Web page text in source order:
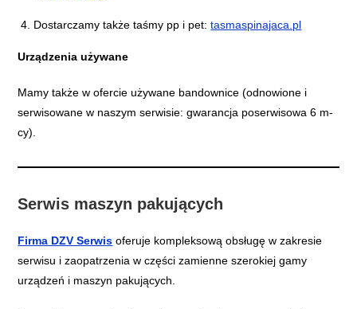
Dostarczamy także taśmy pp i pet:tasmaspinajaca.pl
Urządzenia używane
Mamy także w ofercie używane bandownice (odnowione i
serwisowane w naszym serwisie: gwarancja poserwisowa 6 m-
cy).
Serwis maszyn pakujących
Firma DZV Serwis oferuje kompleksową obsługę w zakresie
serwisu i zaopatrzenia w części zamienne szerokiej gamy
urządzeń i maszyn pakujących.